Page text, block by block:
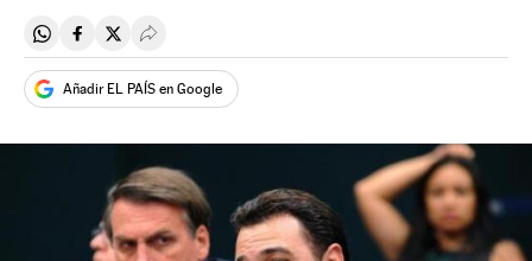
Compartir en Whatsapp
Compartir en Facebook
Compartir en Twitter
Desplegar Redes Sociales
Añadir EL PAÍS en Google